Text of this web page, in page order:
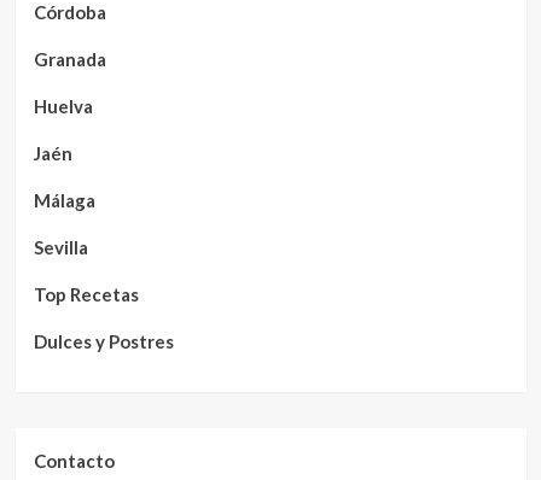
Córdoba
Granada
Huelva
Jaén
Málaga
Sevilla
Top Recetas
Dulces y Postres
Contacto